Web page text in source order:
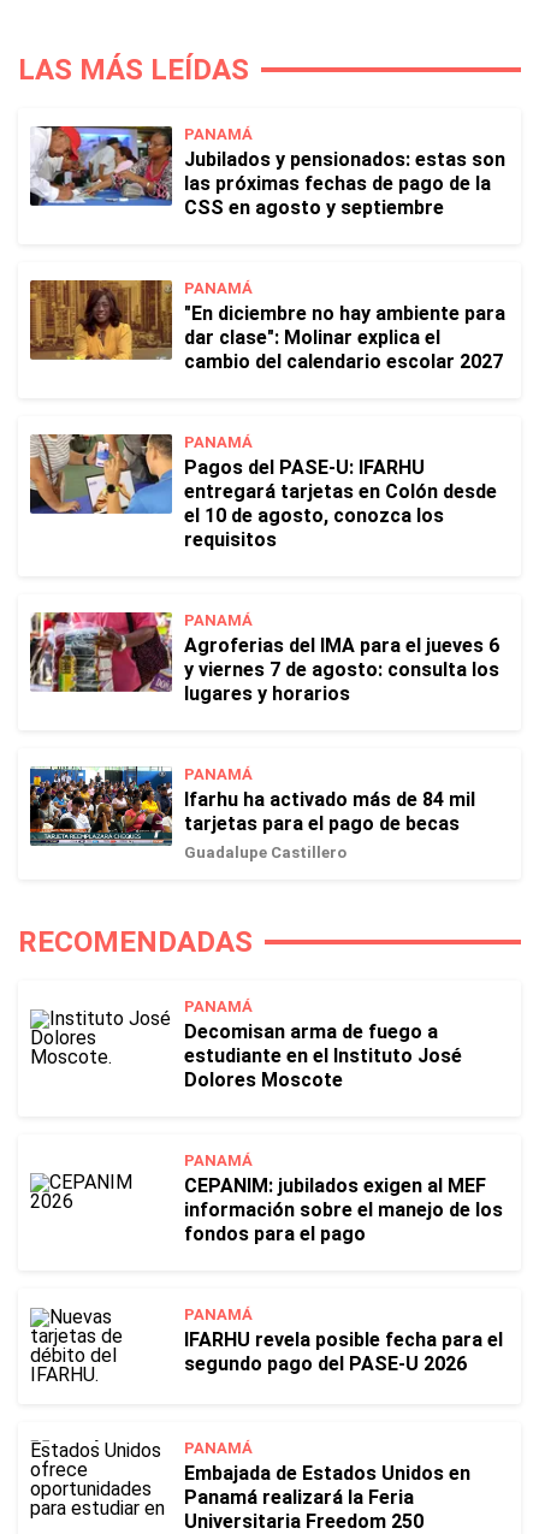
LAS MÁS LEÍDAS
PANAMÁ
Jubilados y pensionados: estas son
las próximas fechas de pago de la
CSS en agosto y septiembre
PANAMÁ
"En diciembre no hay ambiente para
dar clase": Molinar explica el
cambio del calendario escolar 2027
PANAMÁ
Pagos del PASE-U: IFARHU
entregará tarjetas en Colón desde
el 10 de agosto, conozca los
requisitos
PANAMÁ
Agroferias del IMA para el jueves 6
y viernes 7 de agosto: consulta los
lugares y horarios
PANAMÁ
Ifarhu ha activado más de 84 mil
tarjetas para el pago de becas
Guadalupe Castillero
RECOMENDADAS
PANAMÁ
Decomisan arma de fuego a
estudiante en el Instituto José
Dolores Moscote
PANAMÁ
CEPANIM: jubilados exigen al MEF
información sobre el manejo de los
fondos para el pago
PANAMÁ
IFARHU revela posible fecha para el
segundo pago del PASE-U 2026
PANAMÁ
Embajada de Estados Unidos en
Panamá realizará la Feria
Universitaria Freedom 250